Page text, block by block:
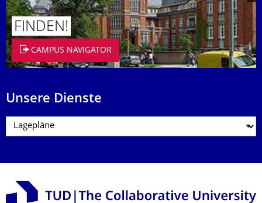
FINDEN!
CAMPUS NAVIGATOR
Unsere Dienste